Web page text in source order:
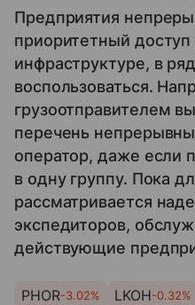
Предприятия
приоритетный
инфраструктуре, в
воспользоваться.
грузоотправителем
перечень
оператор, даже если
в одну группу. Пока
рассматривается
экспедиторов,
действующие
PHOR-3.02% LKOH-0.32%